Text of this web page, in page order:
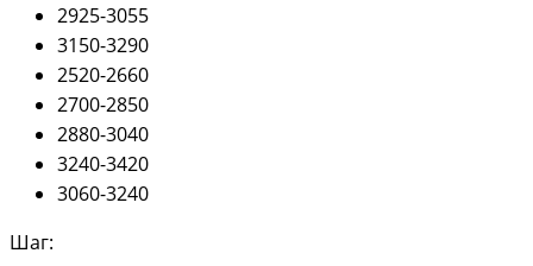
2925-3055
3150-3290
2520-2660
2700-2850
2880-3040
3240-3420
3060-3240
Шаг: